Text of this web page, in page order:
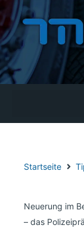
Zum
Inhalt
springen
Startseite
Neuerung im
– das